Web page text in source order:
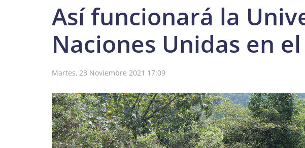
Así funcionará la
Naciones Unidas en
Martes, 23 Noviembre 2021 17:09